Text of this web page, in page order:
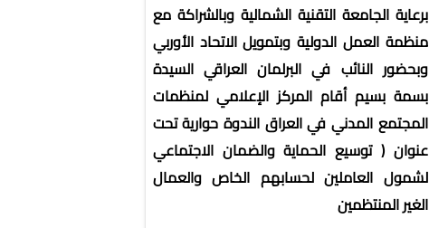
برعاية الجامعة التقنية الشمالية وبالشراكة مع
منظمة العمل الدولية وبتمويل الاتحاد الأوربي
وبحضور النائب في البرلمان العراقي السيدة
بسمة بسيم أقام المركز الإعلامي لمنظمات
المجتمع المدني في العراق الندوة حوارية تحت
عنوان ( توسيع الحماية والضمان الاجتماعي
لشمول العاملين لحسابهم الخاص والعمال
الغير المنتظمين